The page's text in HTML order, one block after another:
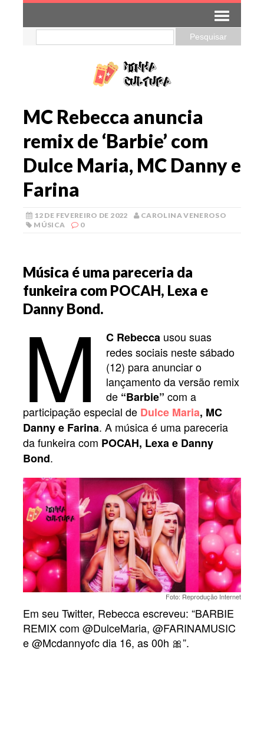
MC Rebecca anuncia
remix de ‘Barbie’ com
Dulce Maria, MC Danny e
Farina
12 DE FEVEREIRO DE 2022
CAROLINA VENEROSO
MÚSICA
0
Música é uma pareceria da
funkeira com POCAH, Lexa e
Danny Bond.
M C Rebecca usou suas
redes sociais neste sábado
(12) para anunciar o
lançamento da versão remix
de “Barbie” com a
participação especial de Dulce Maria, MC
Danny e Farina. A música é uma pareceria
da funkeira com POCAH, Lexa e Danny
Bond.
Foto: Reprodução Internet
Em seu Twitter, Rebecca escreveu: “BARBIE
REMIX com @DulceMaria, @FARINAMUSIC
e @Mcdannyofc dia 16, as 00h 🎀”.